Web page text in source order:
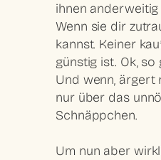
ihnen
Wenn sie dir
kannst. Keiner
günstig ist. Ok, so
Und wenn, ärgert
nur über das
Schnäppchen.
Um nun aber